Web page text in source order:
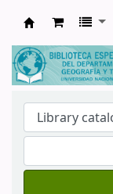
Biblioteca